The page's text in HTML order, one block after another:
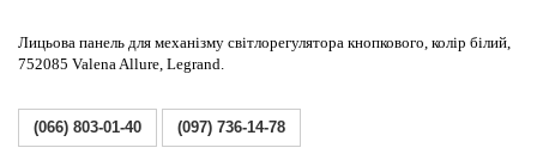
Лицьова панель для механізму світлорегулятора кнопкового, колір білий,
752085 Valena Allure, Legrand.
(066) 803-01-40 (097) 736-14-78